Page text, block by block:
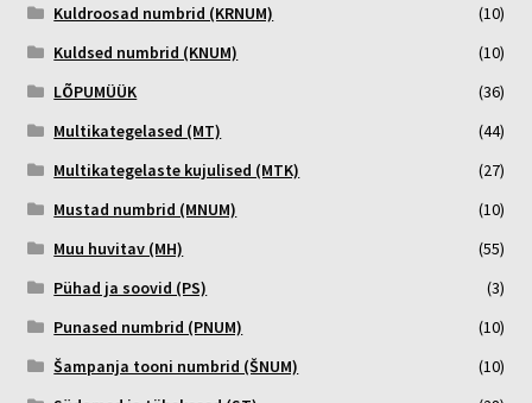
Kuldroosad numbrid (KRNUM)
(10)
Kuldsed numbrid (KNUM)
(10)
LÕPUMÜÜK
(36)
Multikategelased (MT)
(44)
Multikategelaste kujulised (MTK)
(27)
Mustad numbrid (MNUM)
(10)
Muu huvitav (MH)
(55)
Pühad ja soovid (PS)
(3)
Punased numbrid (PNUM)
(10)
Šampanja tooni numbrid (ŠNUM)
(10)